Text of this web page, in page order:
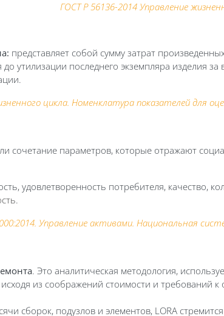
ГОСТ Р 56136-2014 Управление
представляет собой сумму затрат
утилизации последнего экземпляра изделия
цикла. Номенклатура показателей для
сочетание параметров, которые отражают
удовлетворенность потребителя, качество,
.
Управление активами. Национальная
. Это аналитическая методология,
из соображений стоимости и требований к
сборок, подузлов и элементов, LORA